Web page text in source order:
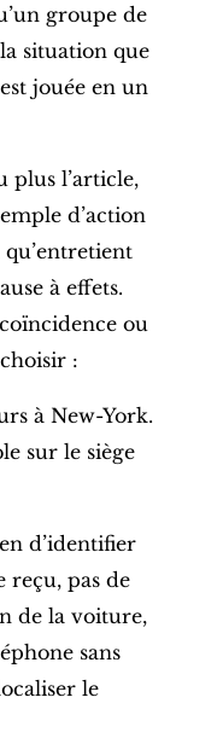
groupe de
situation que
jouée en un
plus l’article,
d’action
à effets.
ou
:
à New-York.
sur le siège
d’identifier
reçu, pas de
de la voiture,
sans
le